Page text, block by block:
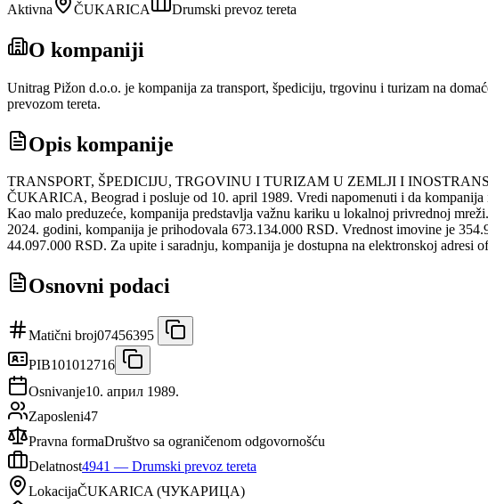
Aktivna ČUKARICA Drumski prevoz tereta
O kompaniji
Unitrag Pižon d.o.o. je kompanija za transport, špediciju, trgovinu i turizam na
prevozom tereta.
Opis kompanije
TRANSPORT, ŠPEDICIJU, TRGOVINU I TURIZAM U ZEMLJI I
ČUKARICA, Beograd i posluje od 10. april 1989. Vredi napomenuti i da
Kao malo preduzeće, kompanija predstavlja važnu kariku u lokalnoj privrednoj
2024. godini, kompanija je prihodovala 673.134.000 RSD. Vrednost imovine je
44.097.000 RSD. Za upite i saradnju, kompanija je dostupna na elektronskoj adresi
Osnovni podaci
Matični broj07456395
PIB101012716
Osnivanje10. април 1989.
Zaposleni47
Pravna formaDruštvo sa ograničenom odgovornošću
Delatnost4941 — Drumski prevoz tereta
LokacijaČUKARICA (ЧУКАРИЦА)